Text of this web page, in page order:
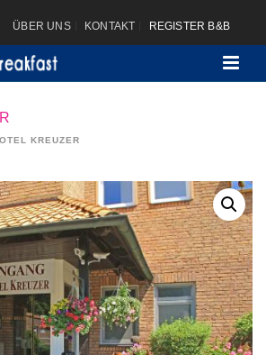
ÜBER UNS KONTAKT REGISTER B&B
KREUZER